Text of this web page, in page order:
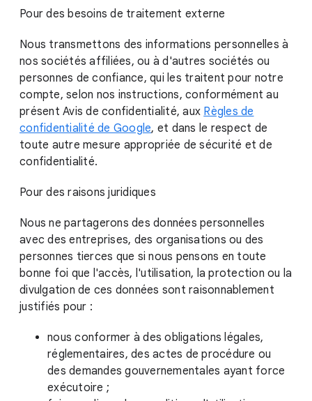
Pour des besoins de traitement externe
Nous transmettons des informations personnelles à
nos sociétés affiliées, ou à d'autres sociétés ou
personnes de confiance, qui les traitent pour notre
compte, selon nos instructions, conformément au
présent Avis de confidentialité, aux Règles de
confidentialité de Google, et dans le respect de
toute autre mesure appropriée de sécurité et de
confidentialité.
Pour des raisons juridiques
Nous ne partagerons des données personnelles
avec des entreprises, des organisations ou des
personnes tierces que si nous pensons en toute
bonne foi que l'accès, l'utilisation, la protection ou la
divulgation de ces données sont raisonnablement
justifiés pour :
nous conformer à des obligations légales,
réglementaires, des actes de procédure ou
des demandes gouvernementales ayant force
exécutoire ;